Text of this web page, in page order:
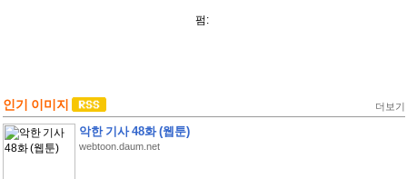
펌:
인기 이미지 더보기
악한 기사 48화 (웹툰)
webtoon.daum.net